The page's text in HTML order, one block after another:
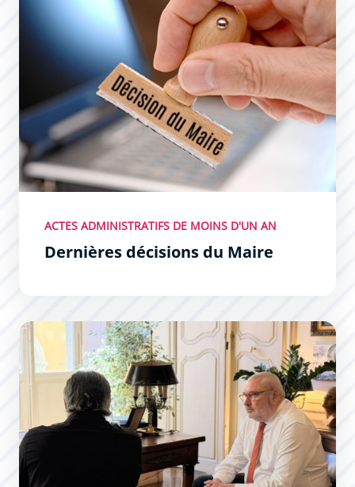
ACTES ADMINISTRATIFS DE MOINS D'UN AN
Dernières décisions du Maire
Les Permanences du Maire : un succès !